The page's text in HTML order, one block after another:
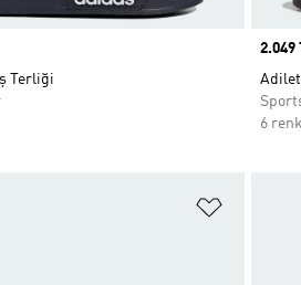
Terliği
Price
2.049
6 renk